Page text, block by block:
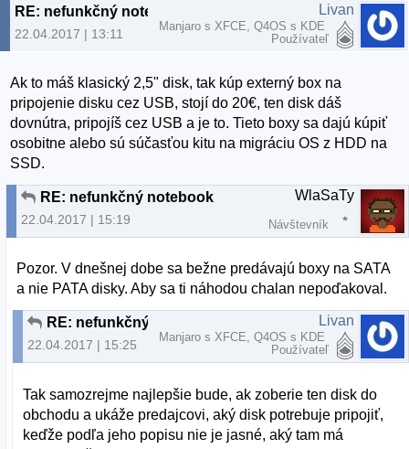
RE: nefunkčný notebook
22.04.2017 | 13:11
Livan
Manjaro s XFCE, Q4OS s KDE
Používateľ
Ak to máš klasický 2,5" disk, tak kúp externý box na
pripojenie disku cez USB, stojí do 20€, ten disk dáš
dovnútra, pripojíš cez USB a je to. Tieto boxy sa dajú kúpiť
osobitne alebo sú súčasťou kitu na migráciu OS z HDD na
SSD.
RE: nefunkčný notebook
22.04.2017 | 15:19
WlaSaTy
Návštevník
Pozor. V dnešnej dobe sa bežne predávajú boxy na SATA
a nie PATA disky. Aby sa ti náhodou chalan nepoďakoval.
RE: nefunkčný notebook
22.04.2017 | 15:25
Livan
Manjaro s XFCE, Q4OS s KDE
Používateľ
Tak samozrejme najlepšie bude, ak zoberie ten disk do
obchodu a ukáže predajcovi, aký disk potrebuje pripojiť,
keďže podľa jeho popisu nie je jasné, aký tam má